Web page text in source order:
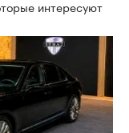
интересуют